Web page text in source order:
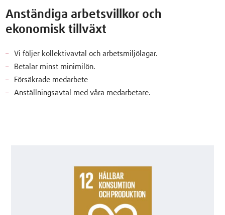
Anständiga arbetsvillkor och
ekonomisk tillväxt
Vi följer kollektivavtal och arbetsmiljölagar.
Betalar minst minimilön.
Försäkrade medarbete
Anställningsavtal med våra medarbetare.